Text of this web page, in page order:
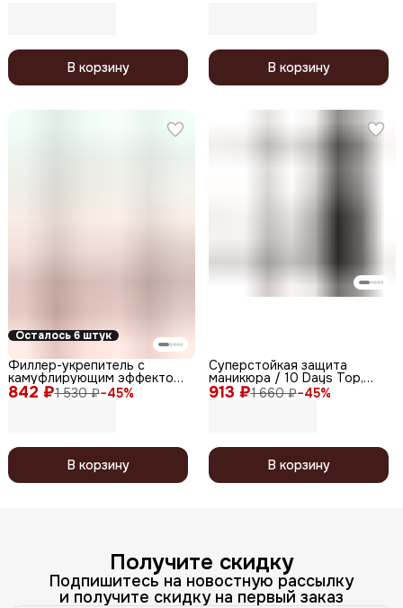
В корзину В корзину
Осталось 6 штук
842 ₽1 530 ₽−45%
Филлер-укрепитель с
камуфлирующим эффектом
/ Nude Filler 04 Beige Mokko,
глянцевый финиш, 12,5 мл
В корзину
913 ₽1 660 ₽−45%
Суперстойкая защита
маникюра / 10 Days Top,
12,5 мл
В корзину
Получите скидку
Подпишитесь на новостную рассылку
и получите скидку на первый заказ